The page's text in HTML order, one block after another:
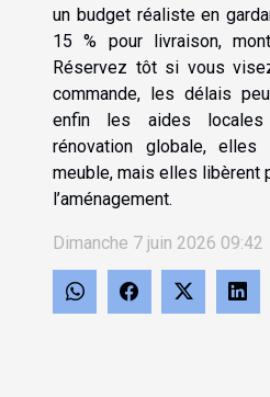
un budget réaliste en
15 % pour livraison,
Réservez tôt si vous
commande, les délais
enfin les aides
rénovation globale,
meuble, mais elles libèrent
l’aménagement.
Dimanche 7 juin 2026 09:42